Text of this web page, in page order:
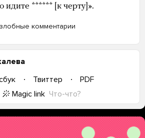
идите ****** [к черту]».
комментарии
Твиттер
PDF
Magic link Что-что?